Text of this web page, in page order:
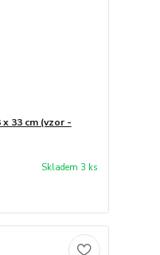
33 cm (vzor -
Skladem 3 ks